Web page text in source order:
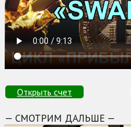
Открыть счет
— СМОТРИМ ДАЛЬШЕ —